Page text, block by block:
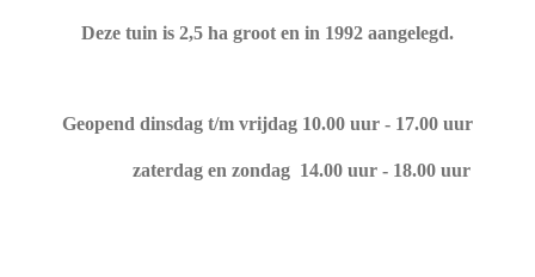
Deze tuin is 2,5 ha groot en in 1992 aangelegd.
Geopend dinsdag t/m vrijdag 10.00 uur - 17.00 uur
zaterdag en zondag 14.00 uur - 18.00 uur